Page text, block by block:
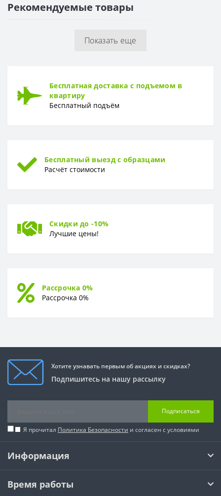
Рекомендуемые товары
Показать еще
Бесплатная доставка с подъемом в
квартиру
Бесплатный подъём
Бесплатный выезд с образцами
Расчёт стоимости
Скидки до -10%
Лучшие цены!
Рассрочка 0%
Рассрочка 0%
Хотите узнавать первым об акциях и скидках?
Подпишитесь на нашу рассылку
Подписаться
Я прочитал Политика Безопасности и согласен с условиями
Информация
Время работы